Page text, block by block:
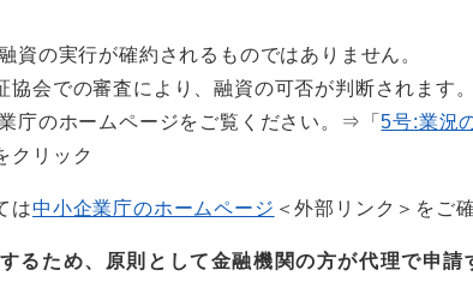
資の実行が確約されるものではありません。
協会での審査により、融資の可否が判断されます。
庁のホームページをご覧ください。⇒「5号:業況
クリック
は中小企業庁のホームページ ＜外部リンク＞ をご
るため、原則として金融機関の方が代理で申請